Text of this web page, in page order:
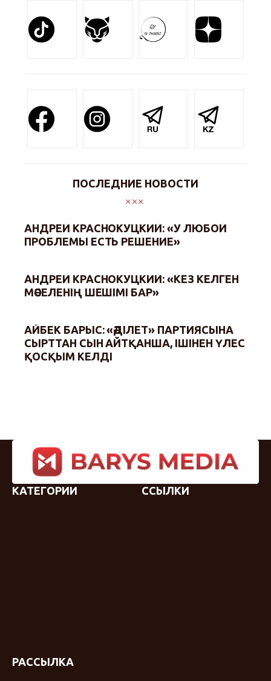
ПОСЛЕДНИЕ НОВОСТИ
АНДРЕЙ КРАСНОКУЦКИЙ: «У ЛЮБОЙ
ПРОБЛЕМЫ ЕСТЬ РЕШЕНИЕ»
АНДРЕЙ КРАСНОКУЦКИЙ: «КЕЗ КЕЛГЕН
МӘСЕЛЕНІҢ ШЕШІМІ БАР»
АЙБЕК БАРЫС: «ӘДІЛЕТ» ПАРТИЯСЫНА
СЫРТТАН СЫН АЙТҚАНША, ІШІНЕН ҮЛЕС
ҚОСҚЫМ КЕЛДІ
КАТЕГОРИИ ССЫЛКИ
РАССЫЛКА